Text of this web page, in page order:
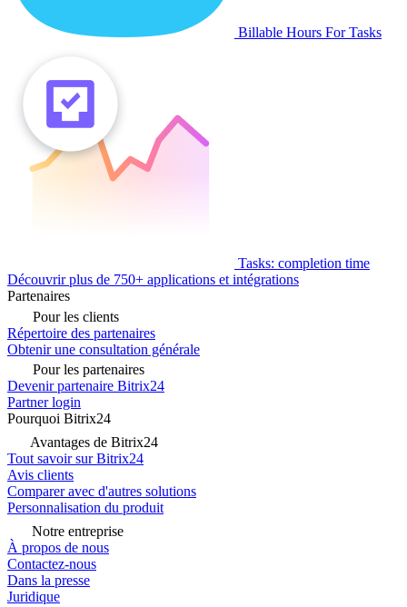
Billable Hours For Tasks
Tasks: completion time
Découvrir plus de 750+ applications et intégrations
Partenaires
Pour les clients
Répertoire des partenaires
Obtenir une consultation générale
Pour les partenaires
Devenir partenaire Bitrix24
Partner login
Pourquoi Bitrix24
Avantages de Bitrix24
Tout savoir sur Bitrix24
Avis clients
Comparer avec d'autres solutions
Personnalisation du produit
Notre entreprise
À propos de nous
Contactez-nous
Dans la presse
Juridique